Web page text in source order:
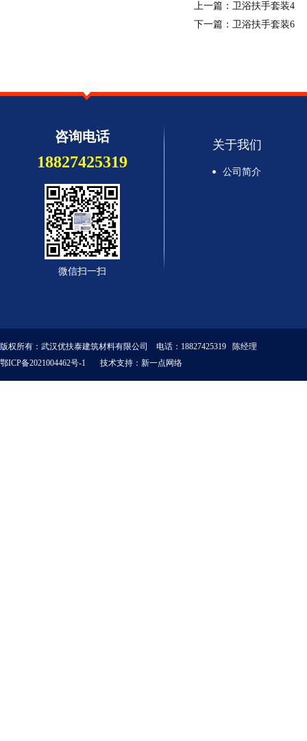
上一篇： 卫浴扶手套装4
下一篇： 卫浴扶手套装6
咨询电话
18827425319
微信扫一扫
关于我们
公司简介
版权所有：武汉优扶泰建筑材料有限公司 电话：18827425319 陈经理
鄂ICP备2021004462号-1 技术支持： 新一点网络